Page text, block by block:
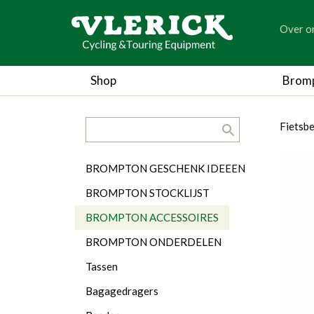
Over
Shop
Categorieën
BROMPTON GESCHENK IDEEEN
BROMPTON STOCKLIJST
BROMPTON ACCESSOIRES
BROMPTON ONDERDELEN
Tassen
Bagagedragers